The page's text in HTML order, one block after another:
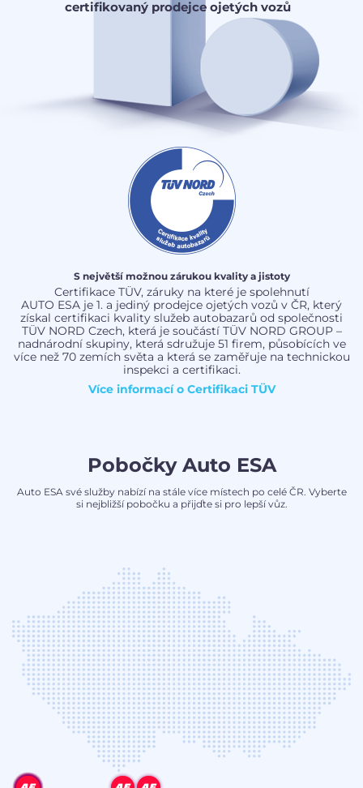
certifikovaný prodejce ojetých vozů
S největší možnou zárukou kvality a jistoty
Certifikace TÜV, záruky na které je spolehnutí
AUTO ESA je 1. a jediný prodejce ojetých vozů v ČR, který
získal certifikaci kvality služeb autobazarů od společnosti
TÜV NORD Czech, která je součástí TÜV NORD GROUP –
nadnárodní skupiny, která sdružuje 51 firem, působících ve
více než 70 zemích světa a která se zaměřuje na technickou
inspekci a certifikaci.
Více informací o Certifikaci TÜV
Pobočky Auto ESA
Auto ESA své služby nabízí na stále více místech po celé ČR. Vyberte
si nejbližší pobočku a přijďte si pro lepší vůz.